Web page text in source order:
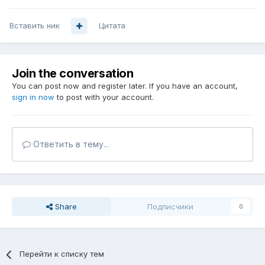
Вставить ник Цитата
Join the conversation
You can post now and register later. If you have an account,
sign in now to post with your account.
Ответить в тему...
Share Подписчики 0
Перейти к списку тем